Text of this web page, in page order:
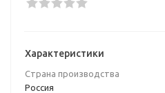
Характеристики
Страна производства
Poccия